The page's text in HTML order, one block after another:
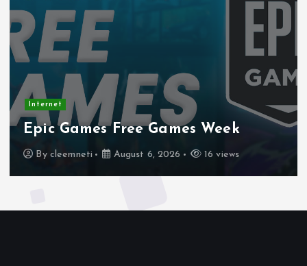
Week
16 views
Internet
Stadtmobiliar —
Week – Official Blog
Bycleemneti